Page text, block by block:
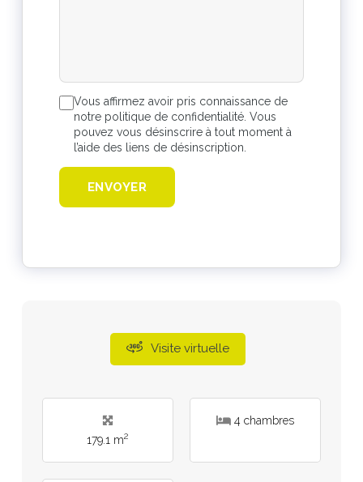
Visite virtuelle
179.1 m2
4 chambres
Vous affirmez avoir pris connaissance de
notre politique de confidentialité. Vous
pouvez vous désinscrire à tout moment à
l’aide des liens de désinscription.
ENVOYER